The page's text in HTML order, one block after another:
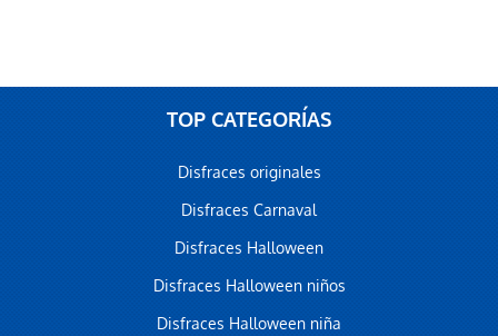
TOP CATEGORÍAS
Disfraces originales
Disfraces Carnaval
Disfraces Halloween
Disfraces Halloween niños
Disfraces Halloween niña